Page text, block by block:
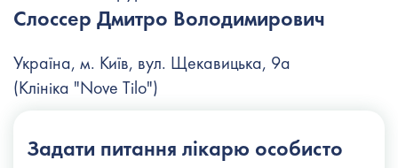
Слоссер Дмитро Володимирович
Україна, м. Київ, вул. Щекавицька, 9а
(Клініка "Nove Tilo")
+38 (066) 122-6-111
Задати питання лікарю особисто